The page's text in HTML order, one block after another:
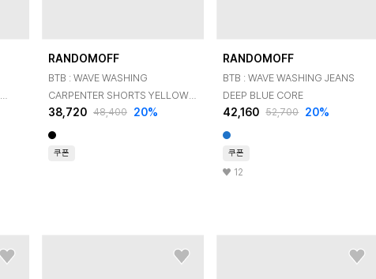
RANDOMOFF
BTB : WAVE WASHING
CARPENTER SHORTS YELLOW
MINUIT CORE
38,720 48,400 20%
쿠폰
RANDOMOFF
BTB : WAVE WASHING JEANS
DEEP BLUE CORE
42,160 52,700 20%
쿠폰
12